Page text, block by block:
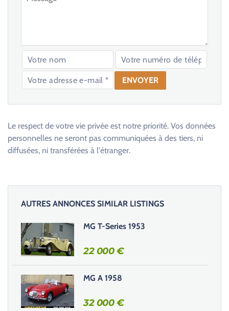
a
s
s
e
r
c
e
c
Le respect de votre vie privée est notre priorité. Vos données
personnelles ne seront pas communiquées à des tiers, ni
diffusées, ni transférées à l'étranger.
AUTRES ANNONCES SIMILAR LISTINGS
MG T-Series 1953
22 000€
MG A 1958
32 000€